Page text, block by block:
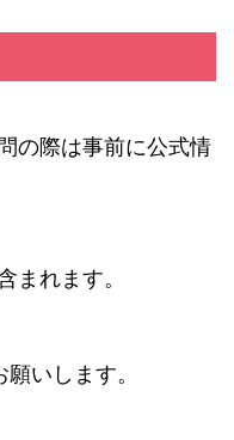
の際は事前に公式情
まれます。
いします。